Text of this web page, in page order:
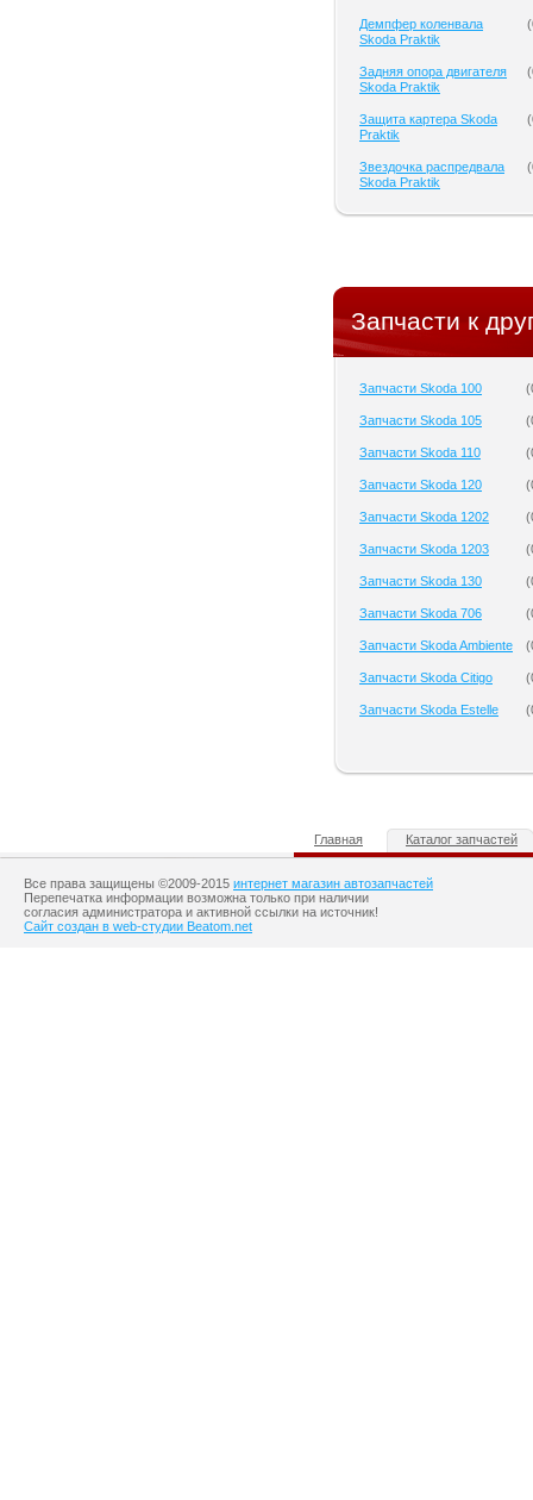
Демпфер коленвала
Skoda Praktik
(
Задняя опора двигателя
Skoda Praktik
(
Защита картера Skoda
Praktik
(
Звездочка распредвала
Skoda Praktik
(
Запчасти к
Запчасти Skoda 100 (
Запчасти Skoda 105 (
Запчасти Skoda 110 (
Запчасти Skoda 120 (
Запчасти Skoda 1202 (
Запчасти Skoda 1203 (
Запчасти Skoda 130 (
Запчасти Skoda 706 (
Запчасти Skoda Ambiente (
Запчасти Skoda Citigo (
Запчасти Skoda Estelle (
Главная Каталог запчастей
Все права защищены ©2009-2015 интернет магазин автозапчастей
Перепечатка информации возможна только при наличии
согласия администратора и активной ссылки на источник!
Сайт создан в web-студии Beatom.net